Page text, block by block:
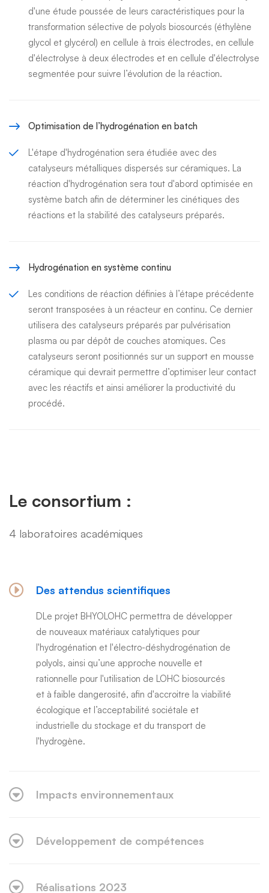
d'une étude poussée de leurs caractéristiques pour la
transformation sélective de polyols biosourcés (éthylène
glycol et glycérol) en cellule à trois électrodes, en cellule
d'électrolyse à deux électrodes et en cellule d'électrolyse
segmentée pour suivre l’évolution de la réaction.
Optimisation de l’hydrogénation en batch
L'étape d'hydrogénation sera étudiée avec des
catalyseurs métalliques dispersés sur céramiques. La
réaction d'hydrogénation sera tout d'abord optimisée en
système batch afin de déterminer les cinétiques des
réactions et la stabilité des catalyseurs préparés.
Hydrogénation en système continu
Les conditions de réaction définies à l’étape précédente
seront transposées à un réacteur en continu. Ce dernier
utilisera des catalyseurs préparés par pulvérisation
plasma ou par dépôt de couches atomiques. Ces
catalyseurs seront positionnés sur un support en mousse
céramique qui devrait permettre d’optimiser leur contact
avec les réactifs et ainsi améliorer la productivité du
procédé.
Le consortium :
4 laboratoires académiques
Des attendus scientifiques
DLe projet BHYOLOHC permettra de développer
de nouveaux matériaux catalytiques pour
l'hydrogénation et l'électro-déshydrogénation de
polyols, ainsi qu’une approche nouvelle et
rationnelle pour l'utilisation de LOHC biosourcés
et à faible dangerosité, afin d'accroitre la viabilité
écologique et l’acceptabilité sociétale et
industrielle du stockage et du transport de
l'hydrogène.
Impacts environnementaux
Développement de compétences
Réalisations 2023